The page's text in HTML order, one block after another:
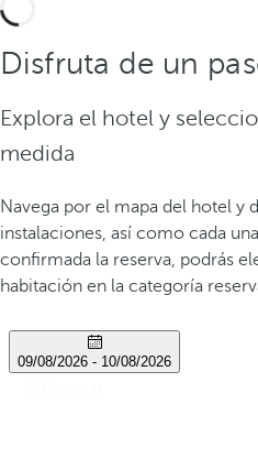
Disfruta de un
Explora el hotel y
medida
Navega por el mapa del hotel y
instalaciones, así como cada
confirmada la reserva, podrás
habitación en la categoría